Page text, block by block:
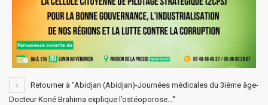
Retourner à "Abidjan (Abidjan)-Journées médicales du 3ième âge-
Docteur Koné Brahima explique l’ostéoporose…"